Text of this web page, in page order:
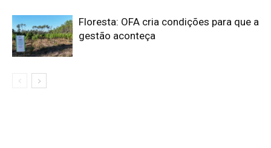
Floresta: OFA cria condições para que a
gestão aconteça